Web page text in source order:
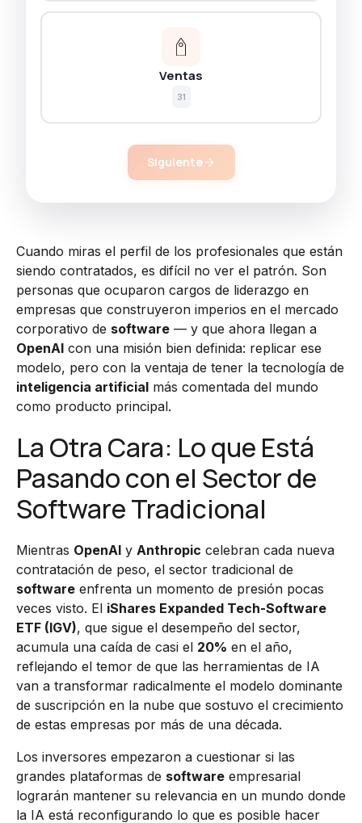
Ventas
31
Siguiente
Cuando miras el perfil de los profesionales que están
siendo contratados, es difícil no ver el patrón. Son
personas que ocuparon cargos de liderazgo en
empresas que construyeron imperios en el mercado
corporativo de software — y que ahora llegan a
OpenAI con una misión bien definida: replicar ese
modelo, pero con la ventaja de tener la tecnología de
inteligencia artificial más comentada del mundo
como producto principal.
La Otra Cara: Lo que Está
Pasando con el Sector de
Software Tradicional
Mientras OpenAI y Anthropic celebran cada nueva
contratación de peso, el sector tradicional de
software enfrenta un momento de presión pocas
veces visto. El iShares Expanded Tech-Software
ETF (IGV), que sigue el desempeño del sector,
acumula una caída de casi el 20% en el año,
reflejando el temor de que las herramientas de IA
van a transformar radicalmente el modelo dominante
de suscripción en la nube que sostuvo el crecimiento
de estas empresas por más de una década.
Los inversores empezaron a cuestionar si las
grandes plataformas de software empresarial
lograrán mantener su relevancia en un mundo donde
la IA está reconfigurando lo que es posible hacer